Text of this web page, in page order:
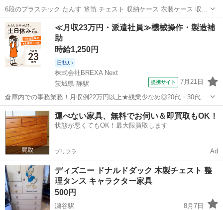
6段のプラスチック たんす 箪笥 チェスト 収納ケース 衣装ケース 収納
引き出し 全体的に大きな傷もなく、全体的に良い状態です。 各段、そ
れぞれに外すことが出来ます。 他にも4段のチェストも出品していま
す。 合わせる...
神奈川 横浜市 戸塚駅 収納家具
≪月収23万円・派遣社員≫機械操作・製造補
助
時給1,250円
日払い
株式会社BREXA Next
茨城県 静駅
提携サイト 7月21日
倉庫内での事務業務！月収例22万円以上★残業少なめ◎20代・30代・
40代の男女活躍中！空調完備で快適作業★食堂利用可◎マイカー通勤
OK◎無料駐車場完備！《茨城県常陸大宮市》 人気の工場のお仕事 ◇
電子部品製造倉庫内の事務...
茨城 常陸大宮市 静駅 その他
運べない家具、無料でお伺い＆即買取もOK！
状態が悪くてもOK！最大限買取します
プリフラ Ad
ディズニー ドナルドダック 木製チェスト 整
理タンス キャラクター家具
500円
瀬谷駅
8月7日